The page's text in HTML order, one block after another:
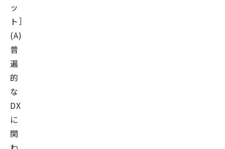
ッ
ト］
(A)
普
遍
的
な
DX
に
関